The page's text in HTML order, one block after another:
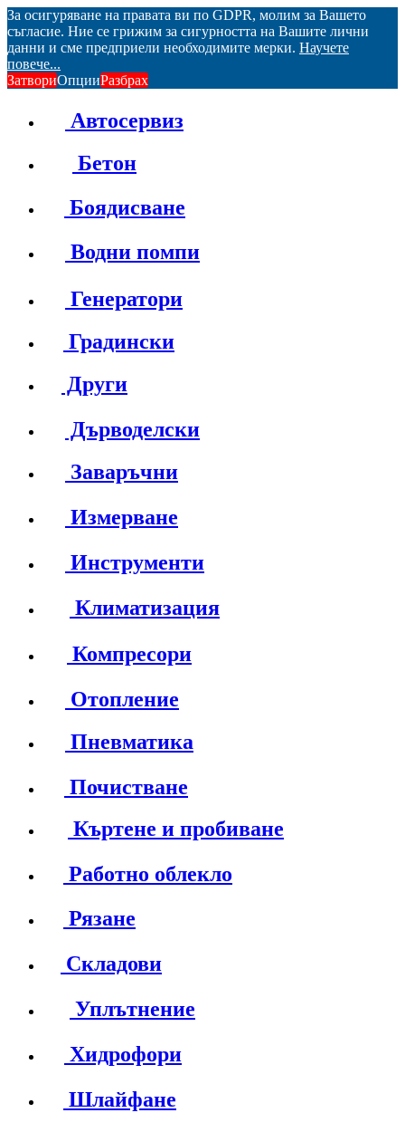
За осигуряване на правата ви по GDPR, молим за Вашето
съгласие. Ние се грижим за сигурността на Вашите лични
данни и сме предприели необходимите мерки. Научете
повече...
ЗатвориОпцииРазбрах
Автосервиз
Бетон
Боядисване
Водни помпи
Генератори
Градински
Други
Дърводелски
Заваръчни
Измерване
Инструменти
Климатизация
Компресори
Отопление
Пневматика
Почистване
Къртене и пробиване
Работно облекло
Рязане
Складови
Уплътнение
Хидрофори
Шлайфане